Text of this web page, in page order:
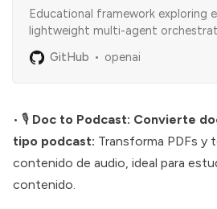
Educational framework exploring
lightweight multi-agent
OpenAI Solution team. - openai/
GitHub openai
• 🎙️ Doc to Podcast: Convierte
tipo podcast: Transforma PDFs y
contenido de audio, ideal para
contenido.